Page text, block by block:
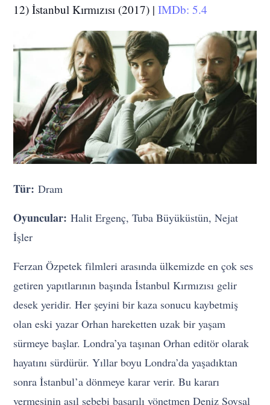
12) İstanbul Kırmızısı (2017) |IMDb: 5.4
Tür:Dram
Oyuncular:Halit Ergenç, Tuba Büyüküstün, Nejat
İşler
Ferzan Özpetek filmleri arasında ülkemizde en çok ses
getiren yapıtlarının başında İstanbul Kırmızısı gelir
desek yeridir. Her şeyini bir kaza sonucu kaybetmiş
olan eski yazar Orhan hareketten uzak bir yaşam
sürmeye başlar. Londra’ya taşınan Orhan editör olarak
hayatını sürdürür. Yıllar boyu Londra’da yaşadıktan
sonra İstanbul’a dönmeye karar verir. Bu kararı
vermesinin asıl sebebi başarılı yönetmen Deniz Soysal